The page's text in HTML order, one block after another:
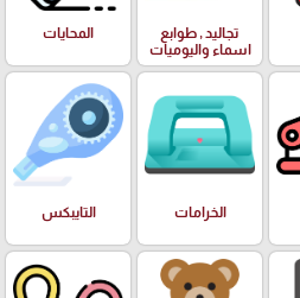
تجاليد , طوابع
اسماء واليوميات
المحايات
الخرامات التايبكس